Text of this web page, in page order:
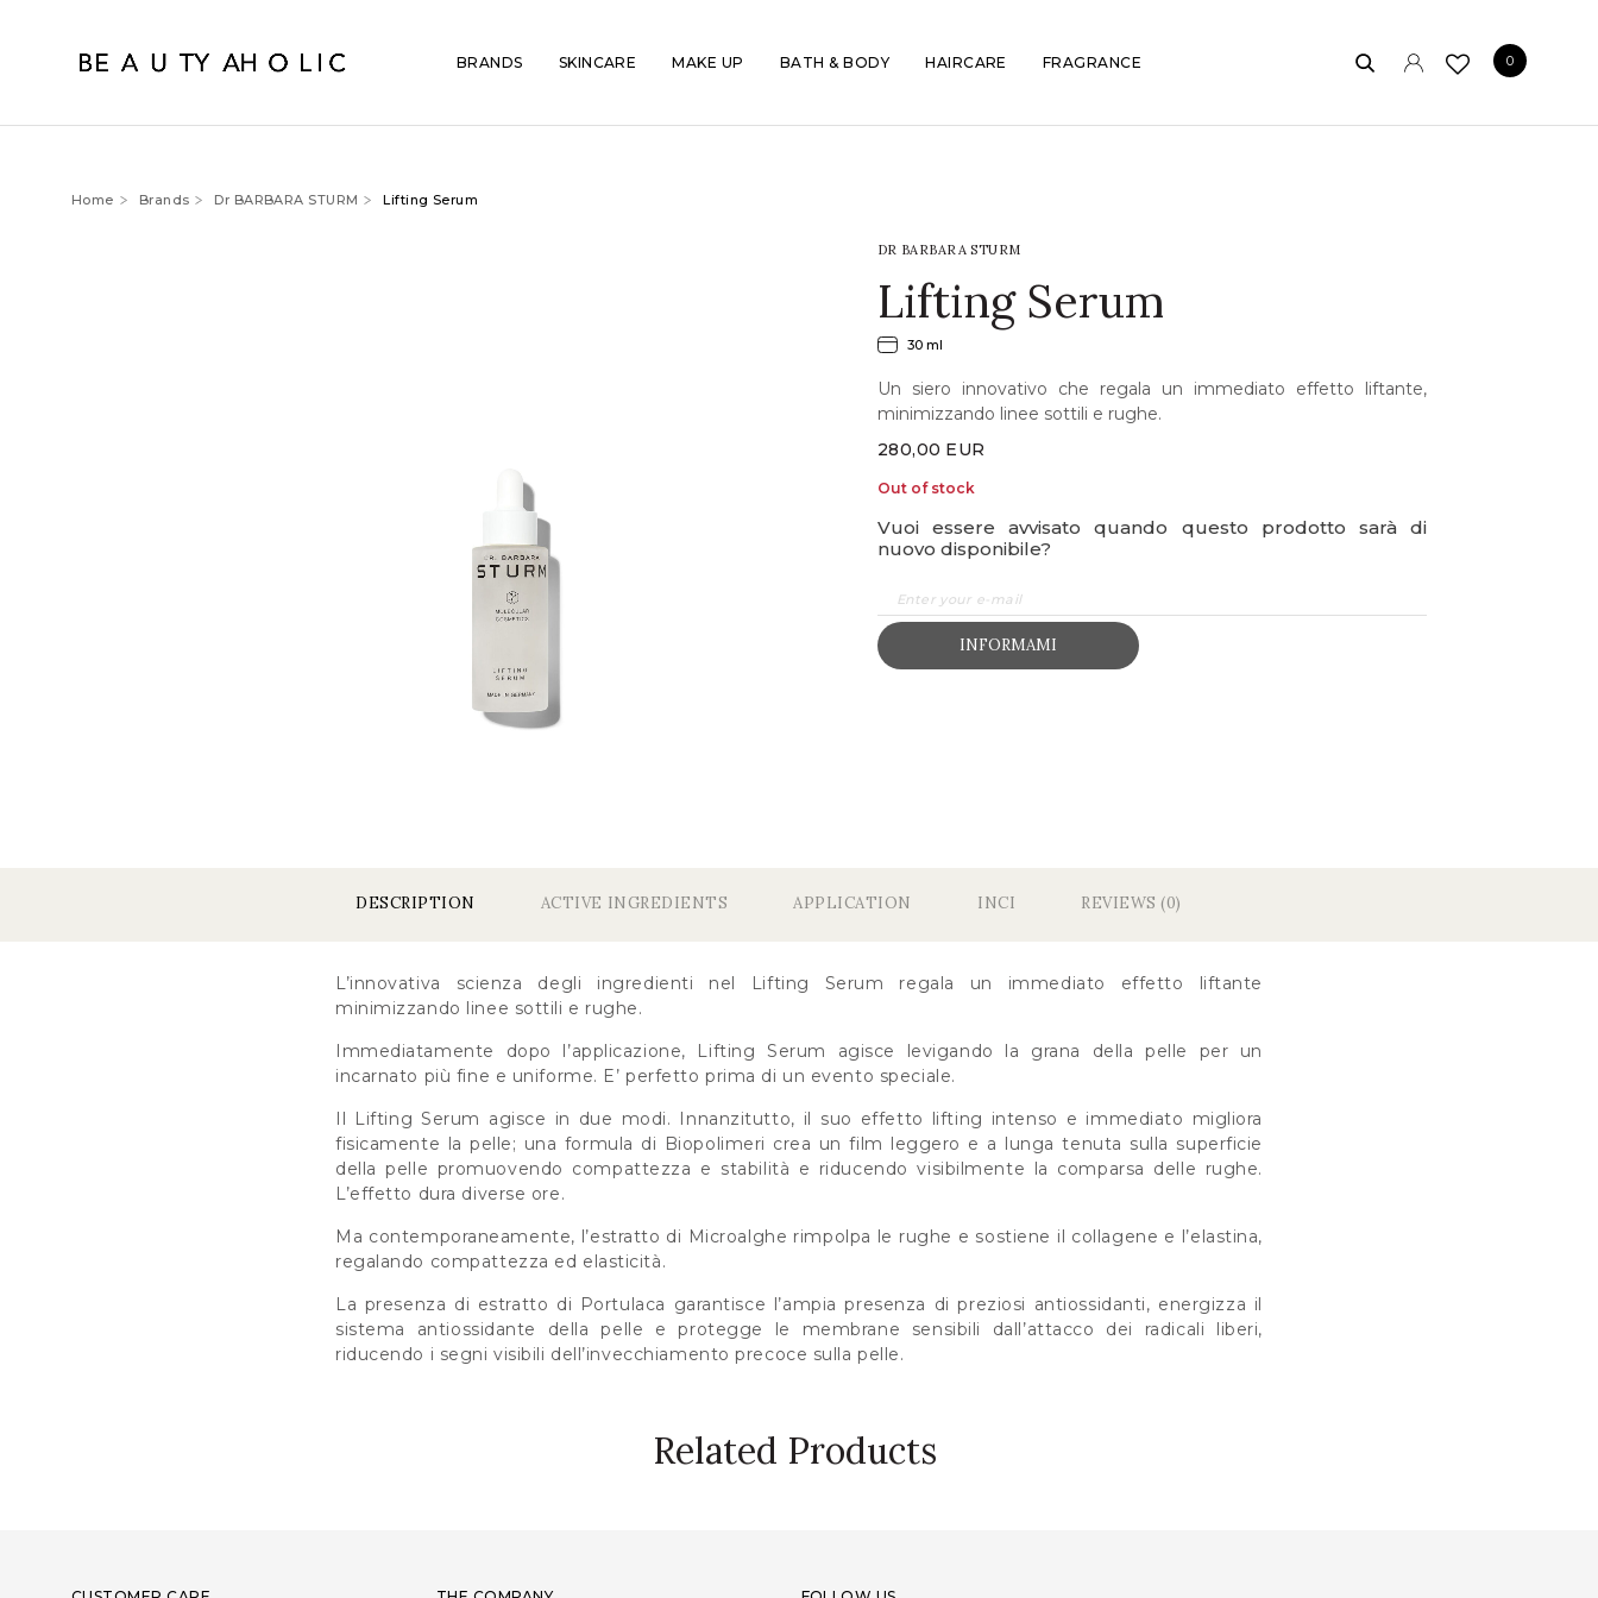
0
BRANDS SKINCARE MAKE UP BATH & BODY HAIRCARE FRAGRANCE
Home Brands Dr BARBARA STURM Lifting Serum
DR BARBARA STURM
Lifting Serum
30 ml
Un siero innovativo che regala un immediato effetto liftante,
minimizzando linee sottili e rughe.
280,00 EUR
Out of stock
Vuoi essere avvisato quando questo prodotto sarà di
nuovo disponibile?
INFORMAMI
DESCRIPTION ACTIVE INGREDIENTS APPLICATION INCI REVIEWS (0)
L’innovativa scienza degli ingredienti nel Lifting Serum regala un immediato effetto liftante
minimizzando linee sottili e rughe.
Immediatamente dopo l’applicazione, Lifting Serum agisce levigando la grana della pelle per un
incarnato più fine e uniforme. E’ perfetto prima di un evento speciale.
Il Lifting Serum agisce in due modi. Innanzitutto, il suo effetto lifting intenso e immediato migliora
fisicamente la pelle; una formula di Biopolimeri crea un film leggero e a lunga tenuta sulla superficie
della pelle promuovendo compattezza e stabilità e riducendo visibilmente la comparsa delle rughe.
L’effetto dura diverse ore.
Ma contemporaneamente, l’estratto di Microalghe rimpolpa le rughe e sostiene il collagene e l’elastina,
regalando compattezza ed elasticità.
La presenza di estratto di Portulaca garantisce l’ampia presenza di preziosi antiossidanti, energizza il
sistema antiossidante della pelle e protegge le membrane sensibili dall’attacco dei radicali liberi,
riducendo i segni visibili dell’invecchiamento precoce sulla pelle.
Related Products